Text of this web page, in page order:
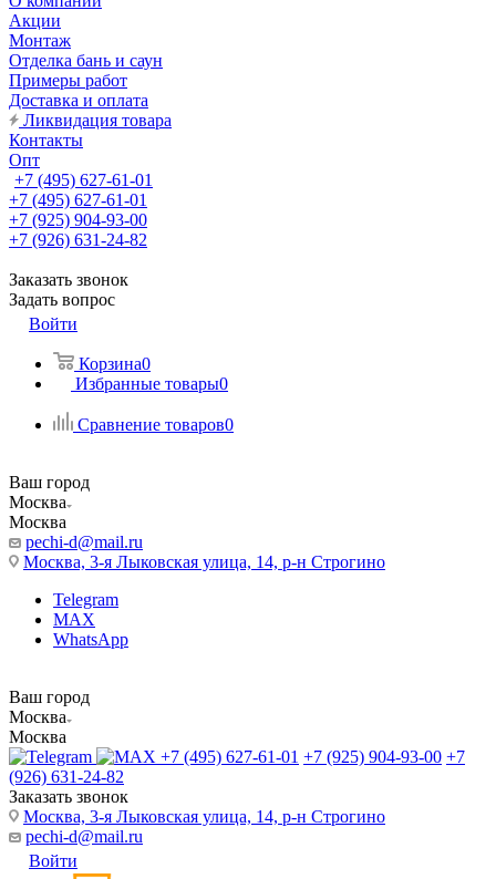
Акции
Монтаж
Отделка бань и саун
Примеры работ
Доставка и оплата
Ликвидация товара
Контакты
Опт
+7 (495) 627-61-01
+7 (495) 627-61-01
+7 (925) 904-93-00
+7 (926) 631-24-82
Заказать звонок
Задать вопрос
Войти
Корзина0
Избранные товары0
Сравнение товаров0
Ваш город
Москва
Москва
pechi-d@mail.ru
Москва, 3-я Лыковская улица, 14, р-н Строгино
Telegram
MAX
WhatsApp
Ваш город
Москва
Москва
+7 (495) 627-61-01 +7 (925) 904-93-00 +7
(926) 631-24-82
Заказать звонок
Москва, 3-я Лыковская улица, 14, р-н Строгино
pechi-d@mail.ru
Войти